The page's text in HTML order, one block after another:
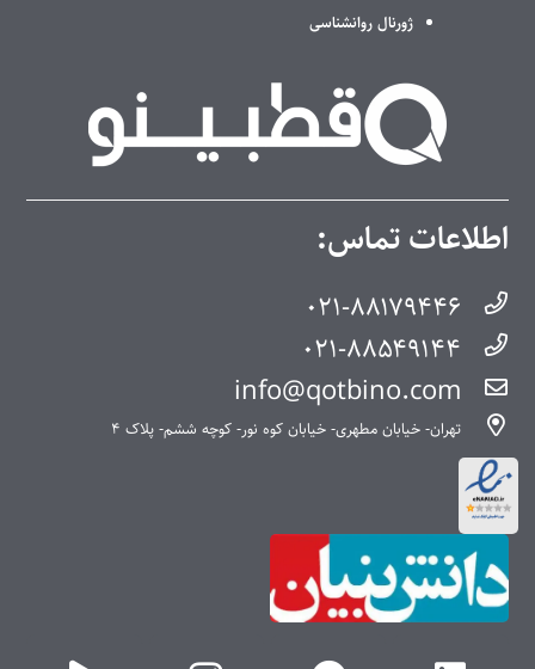
ژورنال روانشناسی
اطلاعات تماس:
۰۲۱-۸۸۱۷۹۴۴۶
۰۲۱-۸۸۵۴۹۱۴۴
info@qotbino.com
تهران- خیابان مطهری- خیابان کوه نور- کوچه ششم- پلاک ۴